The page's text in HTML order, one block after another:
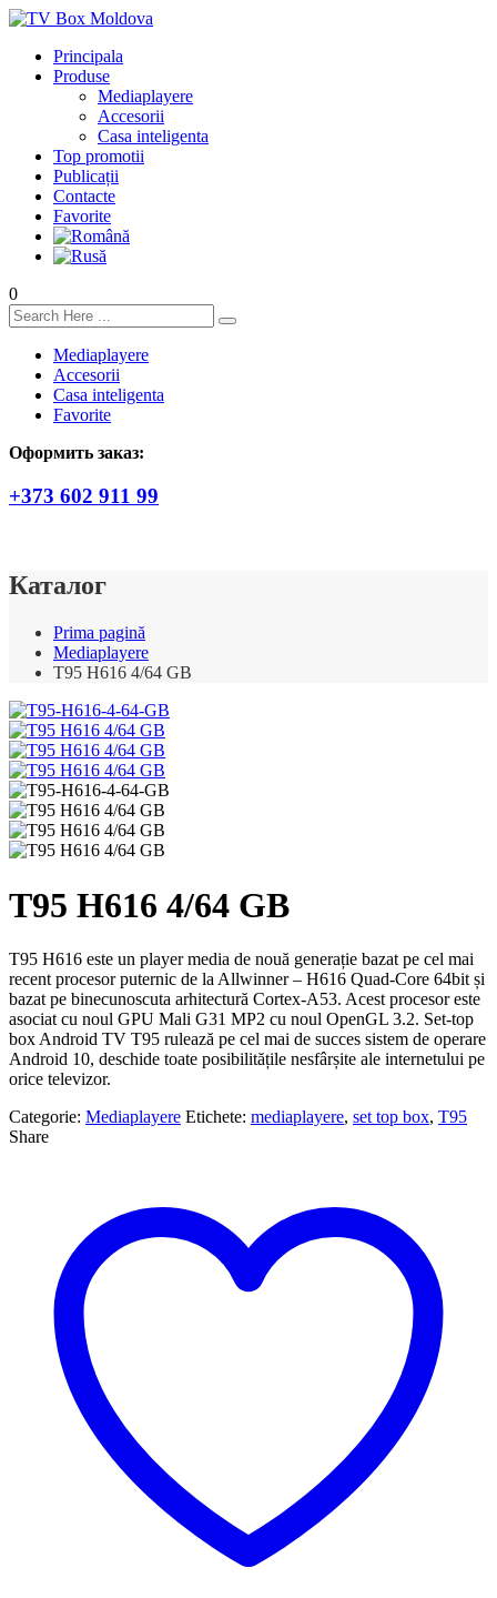
Principala
Produse
Mediaplayere
Accesorii
Casa inteligenta
Top promotii
Publicații
Contacte
Favorite
0
Mediaplayere
Accesorii
Casa inteligenta
Favorite
Оформить заказ:
+373 602 911 99
Каталог
Prima pagină
Mediaplayere
T95 H616 4/64 GB
T95 H616 4/64 GB
T95 H616 este un player media de nouă generație bazat pe cel mai
recent procesor puternic de la Allwinner – H616 Quad-Core 64bit și
bazat pe binecunoscuta arhitectură Cortex-A53. Acest procesor este
asociat cu noul GPU Mali G31 MP2 cu noul OpenGL 3.2. Set-top
box Android TV T95 rulează pe cel mai de succes sistem de operare
Android 10, deschide toate posibilitățile nesfârșite ale internetului pe
orice televizor.
Categorie: Mediaplayere Etichete: mediaplayere, set top box, T95
Share